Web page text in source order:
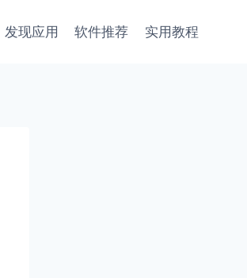
发现应用 软件推荐 实用教程